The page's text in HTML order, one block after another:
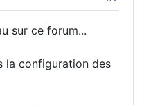
sur ce forum...
la configuration des